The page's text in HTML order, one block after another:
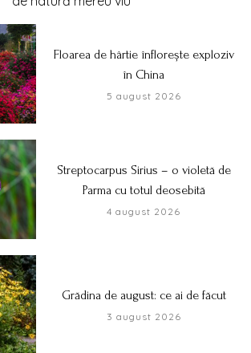
Floarea de hârtie înflorește exploziv
în China
5 august 2026
Streptocarpus Sirius – o violetă de
Parma cu totul deosebită
4 august 2026
Grădina de august: ce ai de făcut
3 august 2026